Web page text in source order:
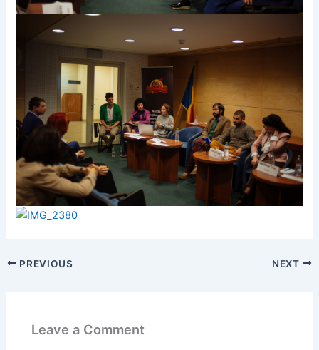
PREVIOUS NEXT
Leave a Comment